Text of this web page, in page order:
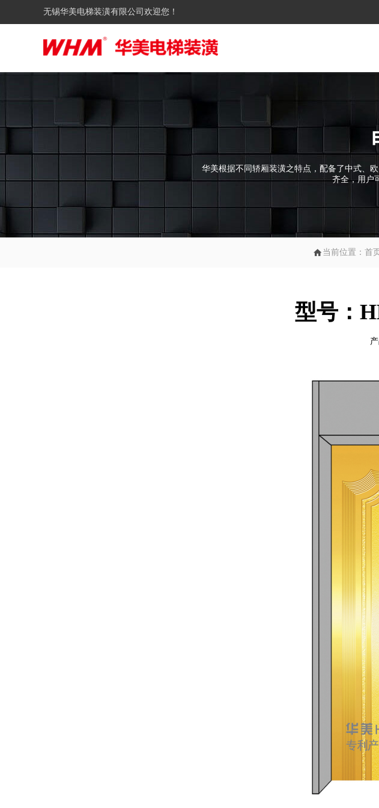
无锡华美电梯装潢有限公司欢迎您！
华美根据不同轿厢装潢之特点，配备了中式、
齐全，用户
 当前位置： 首页
型号：